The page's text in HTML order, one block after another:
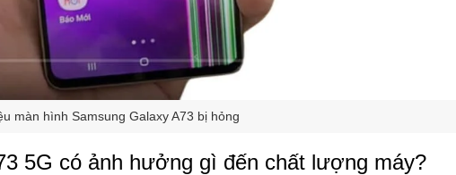
màn hình Samsung Galaxy A73 bị hỏng
5G có ảnh hưởng gì đến chất lượng máy?